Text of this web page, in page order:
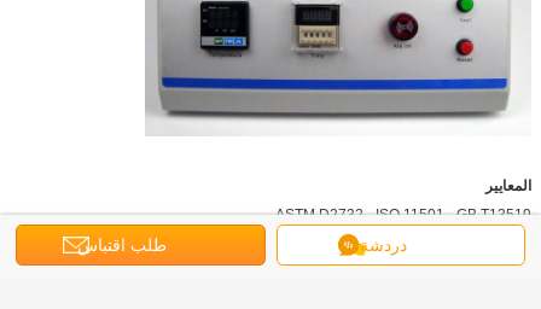
المعايير
ASTM D2732 ، ISO 11501 ، GB T13519
دردشة طلب اقتباس